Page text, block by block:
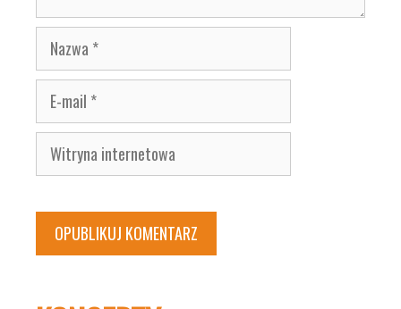
Nazwa
E-
mail
Witryna
internetowa